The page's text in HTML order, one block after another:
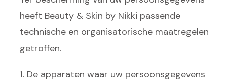
heeft Beauty & Skin by Nikki passende
technische en organisatorische maatregelen
getroffen.
1. De apparaten waar uw persoonsgegevens